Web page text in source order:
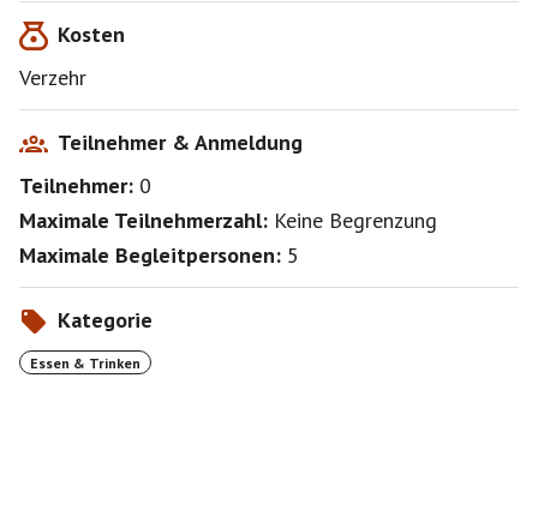
Kosten
Verzehr
Teilnehmer & Anmeldung
Teilnehmer: 0
Maximale Teilnehmerzahl: Keine Begrenzung
Maximale Begleitpersonen: 5
Kategorie
Essen & Trinken